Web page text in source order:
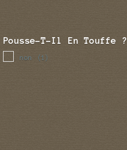
Pousse-T-Il En Touffe ?
non (1)